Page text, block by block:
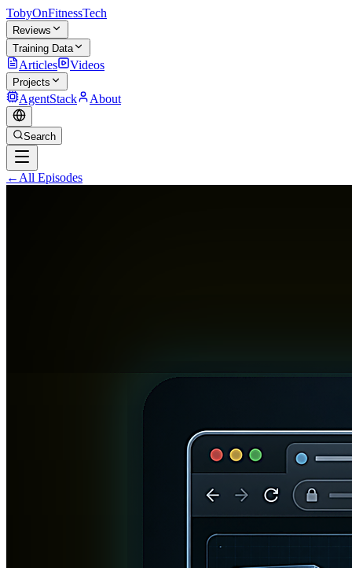
TobyOnFitnessTech
Reviews
Training Data
Articles Videos
Projects
AgentStack About
Search
← All Episodes